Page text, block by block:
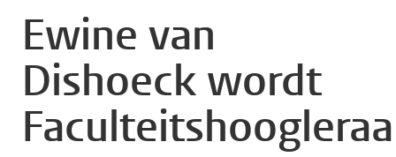
Ewine van
Dishoeck wordt